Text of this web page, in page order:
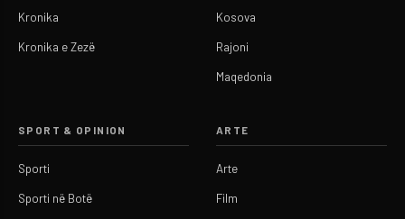
Kronika
Kronika e Zezë
Kosova
Rajoni
Maqedonia
SPORT & OPINION
Sporti
Sporti në Botë
ARTE
Arte
Film